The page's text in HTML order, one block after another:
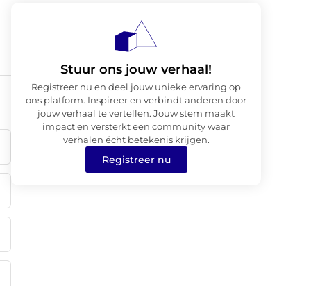
Stuur ons jouw verhaal!
Registreer nu en deel jouw unieke ervaring op
ons platform. Inspireer en verbindt anderen door
jouw verhaal te vertellen. Jouw stem maakt
impact en versterkt een community waar
verhalen écht betekenis krijgen.
Registreer nu